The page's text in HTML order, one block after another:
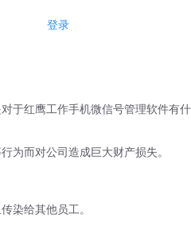
登录
于红鹰工作手机微信号管理软件有什
为而对公司造成巨大财产损失。
染给其他员工。